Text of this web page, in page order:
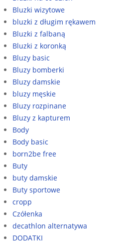
Bluzki wizytowe
bluzki z długim rękawem
Bluzki z falbaną
Bluzki z koronką
Bluzy basic
Bluzy bomberki
Bluzy damskie
bluzy męskie
Bluzy rozpinane
Bluzy z kapturem
Body
Body basic
born2be free
Buty
buty damskie
Buty sportowe
cropp
Czółenka
decathlon alternatywa
DODATKI